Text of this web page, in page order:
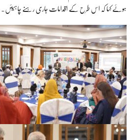
ہوئے کہا کہ اس طرح کے اقدامات جاری رہنے چاہیئں۔